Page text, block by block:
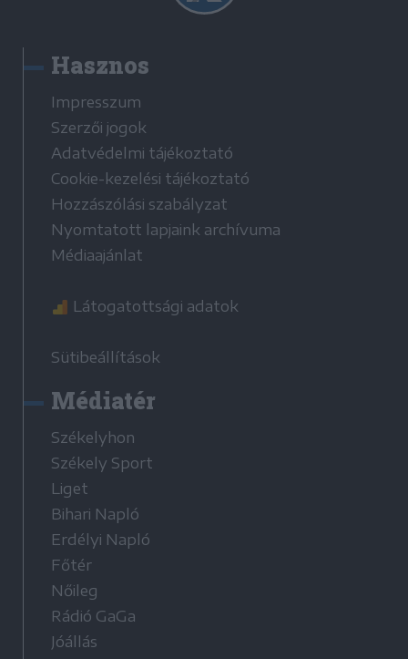
Hasznos
Impresszum
Szerzői jogok
Adatvédelmi tájékoztató
Cookie-kezelési tájékoztató
Hozzászólási szabályzat
Nyomtatott lapjaink archívuma
Médiaajánlat
Látogatottsági adatok
Sütibeállítások
Médiatér
Székelyhon
Székely Sport
Liget
Bihari Napló
Erdélyi Napló
Főtér
Nőileg
Rádió GaGa
Jóállás